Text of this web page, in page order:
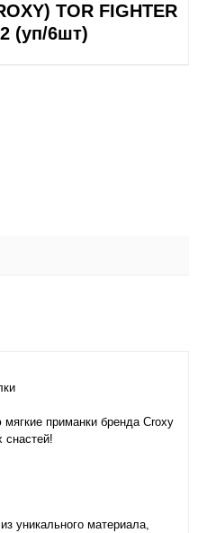
TOR FIGHTER
(уп/6шт)
приманки бренда Croxy
уникального материала,